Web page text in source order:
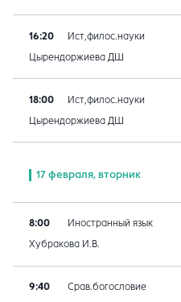
16:20 Ист,филос.науки
Цырендоржиева ДШ
18:00 Ист,филос.науки
Цырендоржиева ДШ
17 февраля, вторник
8:00 Иностранный язык
Хубракова И.В.
9:40 Срав.богословие